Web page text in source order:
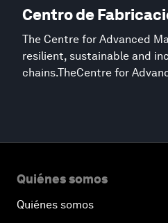
Centro de
The Centre for Advanced
resilient, sustainable and
chains.TheCentre for
Quiénes somos
Quiénes somos